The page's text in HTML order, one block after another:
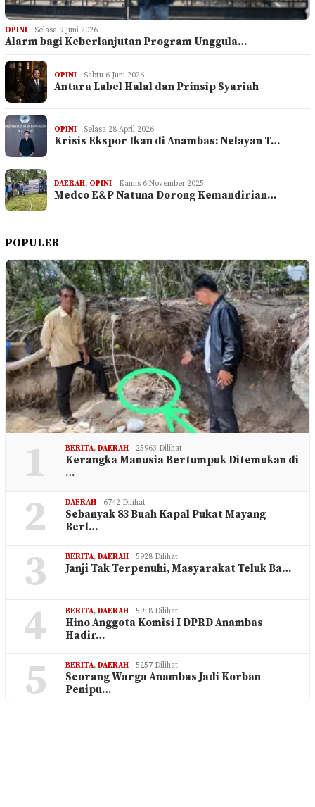
OPINI Selasa 9 Juni 2026
Alarm bagi Keberlanjutan Program Unggula…
OPINI Sabtu 6 Juni 2026
Antara Label Halal dan Prinsip Syariah
OPINI Selasa 28 April 2026
Krisis Ekspor Ikan di Anambas: Nelayan T…
DAERAH, OPINI Kamis 6 November 2025
Medco E&P Natuna Dorong Kemandirian…
POPULER
1 BERITA, DAERAH 25963 Dilihat
Kerangka Manusia Bertumpuk Ditemukan di
…
2 DAERAH 6742 Dilihat
Sebanyak 83 Buah Kapal Pukat Mayang
Berl…
3 BERITA, DAERAH 5928 Dilihat
Janji Tak Terpenuhi, Masyarakat Teluk Ba…
4 BERITA, DAERAH 5918 Dilihat
Hino Anggota Komisi I DPRD Anambas
Hadir…
5 BERITA, DAERAH 5257 Dilihat
Seorang Warga Anambas Jadi Korban
Penipu…